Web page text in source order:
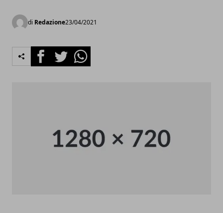
di Redazione23/04/2021
FacebookTwitterWhatsapp